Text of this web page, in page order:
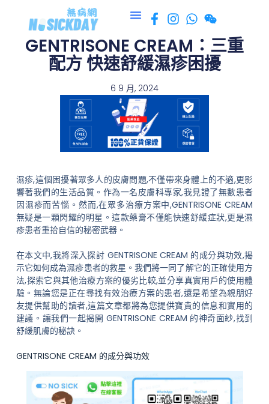
GENTRISONE CREAM：三重
配方 快速舒緩濕疹困擾
6 9 月, 2024
濕疹,這個困擾著眾多人的皮膚問題,不僅帶來身體上的不適,更影
響著我們的生活品質。作為一名皮膚科專家,我見證了無數患者
因濕疹而苦惱。然而,在眾多治療方案中,GENTRISONE CREAM
無疑是一顆閃耀的明星。這款藥膏不僅能快速舒緩症狀,更是濕
疹患者重拾自信的秘密武器。
在本文中,我將深入探討 GENTRISONE CREAM 的成分與功效,揭
示它如何成為濕疹患者的救星。我們將一同了解它的正確使用方
法,探索它與其他治療方案的優劣比較,並分享真實用戶的使用體
驗。無論您是正在尋找有效治療方案的患者,還是希望為親朋好
友提供幫助的讀者,這篇文章都將為您提供寶貴的信息和實用的
建議。讓我們一起揭開 GENTRISONE CREAM 的神奇面紗,找到
舒緩肌膚的秘訣。
GENTRISONE CREAM 的成分與功效